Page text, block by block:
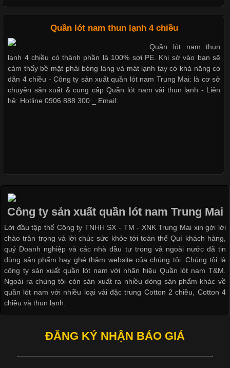
Cập nhật 2026-05-09 15:58:23
Các Form Áo Thun Phổ Biến Hiện Nay Và Xu Hướng Trong
Ngành May Mặc Áo thun là một trong những trang phục quen
thuộc và được sử dụng phổ biến nhất hiện nay. Không chỉ đa
dạng về màu sắc hay chất liệu, áo thun còn có nhiều form dáng
khác nhau để phù hợp với từng phong cách thời trang và nhu
cầu
Áo phông là một trong những trang phục phổ biến nhất trong
đời sống hiện đại nhờ sự tiện lợi, thoải mái và dễ phối đồ.
Không chỉ xuất hiện trong thời trang thường ngày, áo phông còn
được ứng dụng rộng rãi trong ngành sản xuất may mặc, đặc
biệt là các sản phẩm từ vải thun. Hiện nay,
Công Nghệ In Chuyển Nhiệt Trong Ngành Thời Trang Hiện
Cập nhật 2026-04-21 15:41:03
In Chuyển Nhiệt Là Gì? Công Nghệ In Hiện Đại Trong Ngành
Dễ chịu hơn với quần lót nam giá rẻ vải Cotton 4 chiều
Quần lót nam thun lạnh 4 chiều
Quần lót nam thun
lạnh 4 chiều có thành phần là 100% sợi PE. Khi sờ vào bạn sẽ
cảm thấy bề mặt phải bóng láng và mát lạnh tay có khả năng co
dãn 4 chiều - Công ty sản xuất quần lót nam Trung Mai: là cơ sở
chuyên sản xuất & cung cấp Quần lót nam vải thun lạnh - Liên
hệ: Hotline 0906 888 300 _ Email:
Công ty sản xuất quần lót nam Trung Mai
Lời đầu tập thể Công ty TNHH SX - TM - XNK Trung Mai xin gởi lời
chào trân trọng và lời chúc sức khỏe tới toàn thể Quí khách hàng,
quý Doanh nghiệp và các nhà đầu tư trong và ngoài nước đã tin
dùng sản phẩm hay ghé thăm website của chúng tôi. Chúng tôi là
công ty sản xuất quần lót nam với nhãn hiệu Quần lót nam T&M.
Ngoài ra chúng tôi còn sản xuất ra nhiều dòng sản phẩm khác về
quần lót nam với nhiều loại vải đặc trung Cotton 2 chiều, Cotton 4
chiều và thun lạnh.
ĐĂNG KÝ NHẬN BÁO GIÁ